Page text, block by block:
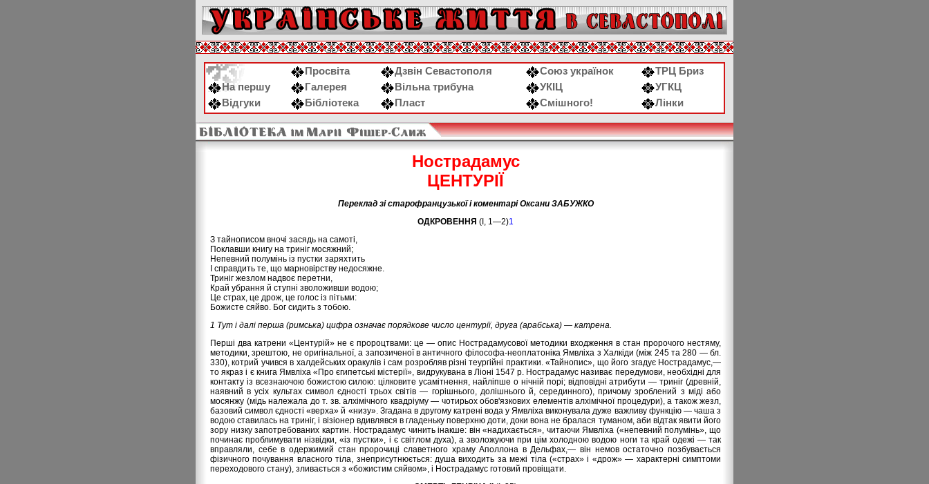
Просвіта Дзвін Севастополя Союз українок
ТРЦ Бриз
На першу
Галерея Вільна трибуна УКІЦ
УГКЦ
Відгуки
Бібліотека Пласт Смішного! Лінки
Нострадамус
ЦЕНТУРІЇ
Переклад зі старофранцузької і коментарі Оксани ЗАБУЖКО
ОДКРОВЕННЯ (І, 1—2)1
З тайнописом вночі засядь на самоті,
Поклавши книгу на триніг мосяжний;
Непевний полумінь із пустки заряхтить
І справдить те, що марновірству недосяжне.
Триніг жезлом надвоє перетни,
Край убрання й ступні зволоживши водою;
Це страх, це дрож, це голос із пітьми:
Божисте сяйво. Бог сидить з тобою.
1 Тут і далі перша (римська) цифра означає порядкове число центурії, друга (арабська) — катрена.
Перші два катрени «Центурій» не є пророцтвами: це — опис Нострадамусової методики входження в стан пророчого нестяму,
методики, зрештою, не оригінальної, а запозиченої в античного філософа-неоплатоніка Ямвліха з Халкіди (між 245 та 280 — бл.
330), котрий учився в халдейських оракулів і сам розробляв різні теургійні практики. «Тайнопис», що його згадує Нострадамус,—
то якраз і є книга Ямвліха «Про єгипетські містерії», видрукувана в Ліоні 1547 р. Нострадамус називає передумови, необхідні для
контакту із всезнаючою божистою силою: цілковите усамітнення, найліпше о нічній порі; відповідні атрибути — триніг (древній,
наявний в усіх культах символ єдності трьох світів — горішнього, долішнього й, серединного), причому зроблений з міді або
мосянжу (мідь належала до т. зв. алхімічного квадріуму — чотирьох обов'язкових елементів алхімічної процедури), а також жезл,
базовий символ єдності «верха» й «низу». Згадана в другому катрені вода у Ямвліха виконувала дуже важливу функцію — чаша з
водою ставилась на триніг, і візіонер вдивлявся в гладеньку поверхню доти, доки вона не бралася туманом, аби відтак явити його
зору низку запотребованих картин. Нострадамус чинить інакше: він «надихається», читаючи Ямвліха («непевний полумінь», що
починає проблимувати нізвідки, «із пустки», і є світлом духа), а зволожуючи при цім холодною водою ноги та край одежі — так
вправляли, себе в одержимий стан пророчиці славетного храму Аполлона в Дельфах,— він немов остаточно позбувається
фізичного почування власного тіла, знеприсутнюється: душа виходить за межі тіла («страх» і «дрож» — характерні симптоми
переходового стану), зливається з «божистим сяйвом», і Нострадамус готовий провіщати.